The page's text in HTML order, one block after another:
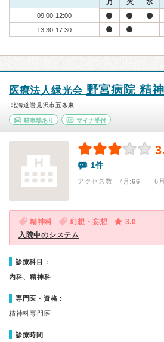
月 火 水
09:00-12:00
13:30-17:30
医療法人緑光会 野宮病院 精
北海道岩見沢市五条東
駐車場あり マイナ受付
1件
アクセス数 7月:66 | 6
精神科 幻想・妄想
3.0
入院中のシステム
診療科目：
内科、精神科
専門医・資格：
精神科専門医
診療時間